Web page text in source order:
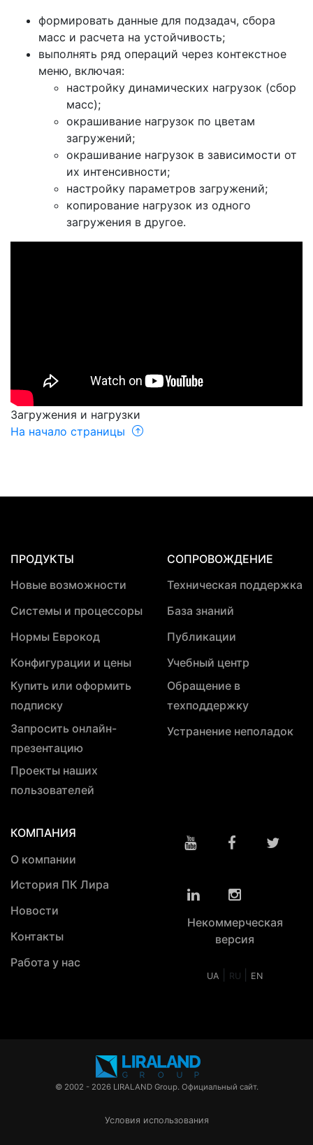
формировать данные для подзадач, сбора
масс и расчета на устойчивость;
выполнять ряд операций через контекстное
меню, включая:
настройку динамических нагрузок (сбор
масс);
окрашивание нагрузок по цветам
загружений;
окрашивание нагрузок в зависимости от
их интенсивности;
настройку параметров загружений;
копирование нагрузок из одного
загружения в другое.
Загружения и нагрузки
На начало страницы
ПРОДУКТЫ
Новые возможности
Системы и процессоры
Нормы Еврокод
Конфигурации и цены
Купить или оформить
подписку
Запросить онлайн-
презентацию
Проекты наших
пользователей
СОПРОВОЖДЕНИЕ
Техническая поддержка
База знаний
Публикации
Учебный центр
Обращение в
техподдержку
Устранение неполадок
КОМПАНИЯ
О компании
История ПК Лира
Новости
Контакты
Работа у нас
Некоммерческая
версия
UA RU EN
© 2002 - 2026 LIRALAND Group. Официальный сайт.
Условия использования